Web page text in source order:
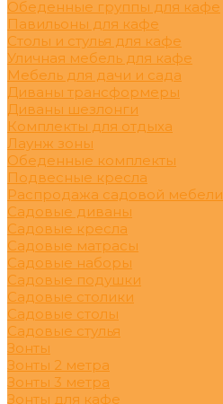
Обеденные группы для кафе
Павильоны для кафе
Столы и стулья для кафе
Уличная мебель для кафе
Мебель для дачи и сада
Диваны трансформеры
Диваны шезлонги
Комплекты для отдыха
Лаунж зоны
Обеденные комплекты
Подвесные кресла
Распродажа садовой мебели
Садовые диваны
Садовые кресла
Садовые матрасы
Садовые наборы
Садовые подушки
Садовые столики
Садовые столы
Садовые стулья
Зонты
Зонты 2 метра
Зонты 3 метра
Зонты для кафе